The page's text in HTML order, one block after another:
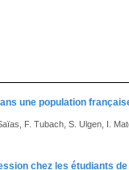
une population
F. Tubach, S. Ulgen, I.
chez les étudiants